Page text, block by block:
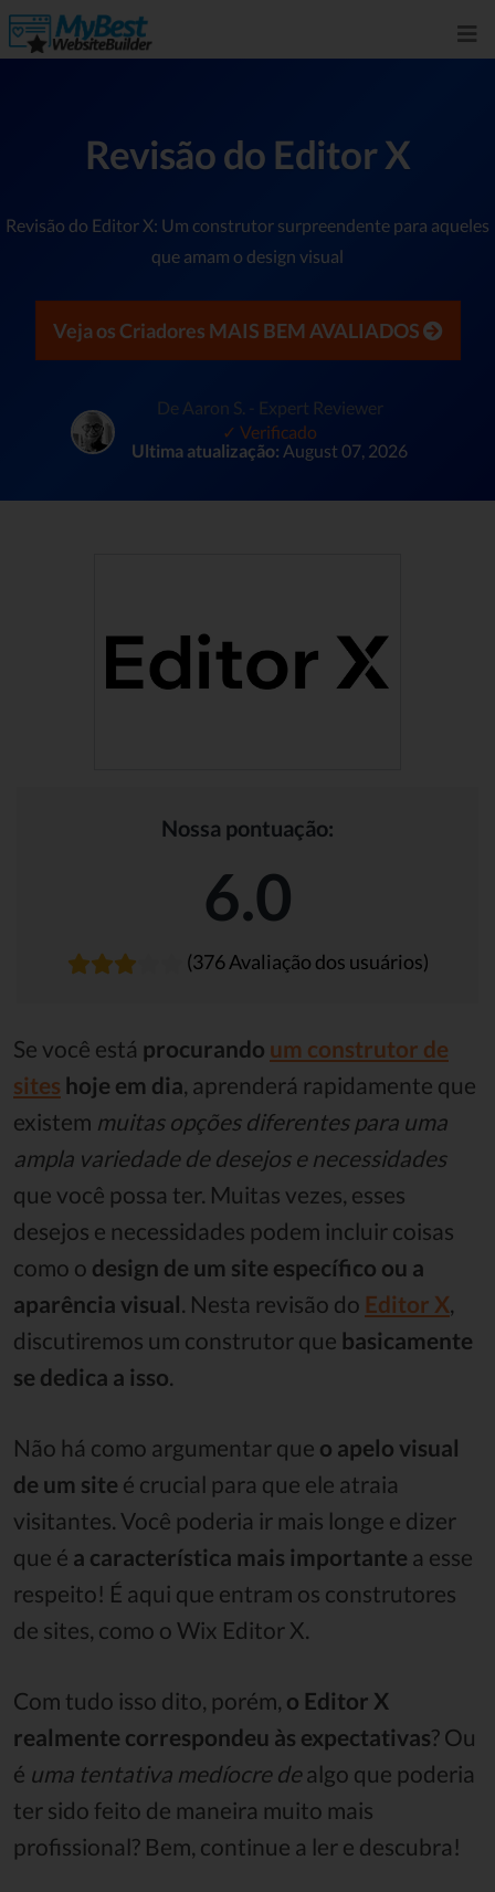
Revisão do Editor X
Revisão do Editor X: Um construtor surpreendente para aqueles
que amam o design visual
Veja os Criadores MAIS BEM AVALIADOS
De Aaron S. - Expert Reviewer
✓ Verificado
Ultima atualização: August 07, 2026
Nossa pontuação:
6.0
(376 Avaliação dos usuários)
Se você está procurando um construtor de
sites hoje em dia, aprenderá rapidamente que
existem muitas opções diferentes para uma
ampla variedade de desejos e necessidades
que você possa ter. Muitas vezes, esses
desejos e necessidades podem incluir coisas
como o design de um site específico ou a
aparência visual. Nesta revisão do Editor X,
discutiremos um construtor que basicamente
se dedica a isso.
Não há como argumentar que o apelo visual
de um site é crucial para que ele atraia
visitantes. Você poderia ir mais longe e dizer
que é a característica mais importante a esse
respeito! É aqui que entram os construtores
de sites, como o Wix Editor X.
Com tudo isso dito, porém, o Editor X
realmente correspondeu às expectativas? Ou
é uma tentativa medíocre dealgo que poderia
ter sido feito de maneira muito mais
profissional? Bem, continue a ler e descubra!